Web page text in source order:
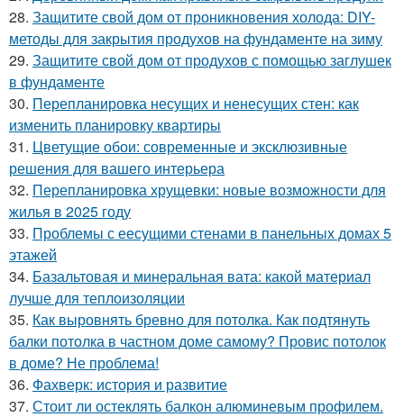
28. Защитите свой дом от проникновения холода: DIY-
методы для закрытия продухов на фундаменте на зиму
29. Защитите свой дом от продухов с помощью заглушек
в фундаменте
30. Перепланировка несущих и ненесущих стен: как
изменить планировку квартиры
31. Цветущие обои: современные и эксклюзивные
решения для вашего интерьера
32. Перепланировка хрущевки: новые возможности для
жилья в 2025 году
33. Проблемы с еесущими стенами в панельных домах 5
этажей
34. Базальтовая и минеральная вата: какой материал
лучше для теплоизоляции
35. Как выровнять бревно для потолка. Как подтянуть
балки потолка в частном доме самому? Провис потолок
в доме? Не проблема!
36. Фахверк: история и развитие
37. Стоит ли остеклять балкон алюминевым профилем.